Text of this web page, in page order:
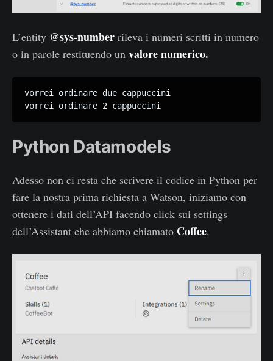
L’entity @sys-number rileva i numeri scritti in numero
o in parole restituendo un valore numerico.
vorrei ordinare due cappuccini
vorrei ordinare 2 cappuccini
Python Datamodels
Adesso non ci resta che scrivere il codice in Python per
fare la nostra prima richiesta a Watson, iniziamo con
ottenere i dati dell’API facendo click sui settings
dell’Assistant che abbiamo chiamato Coffee.